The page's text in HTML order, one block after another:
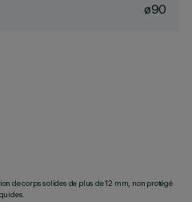
ø90
de corps solides de plus de 12 mm, non protégé